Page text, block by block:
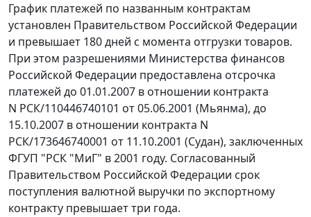
График платежей по названным контрактам
установлен Правительством Российской Федерации
и превышает 180 дней с момента отгрузки товаров.
При этом разрешениями Министерства финансов
Российской Федерации предоставлена отсрочка
платежей до 01.01.2007 в отношении контракта
N РСК/110446740101 от 05.06.2001 (Мьянма), до
15.10.2007 в отношении контракта N
РСК/173646740001 от 11.10.2001 (Судан), заключенных
ФГУП "РСК "МиГ" в 2001 году. Согласованный
Правительством Российской Федерации срок
поступления валютной выручки по экспортному
контракту превышает три года.